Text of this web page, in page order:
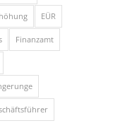
EÜR
Finanzamt